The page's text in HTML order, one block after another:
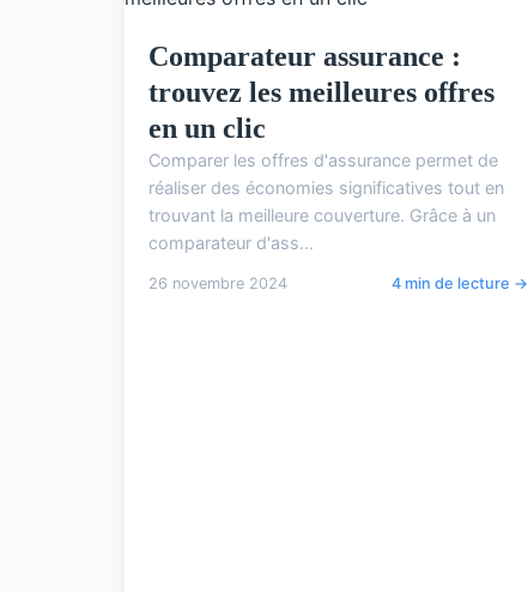
Comparateur assurance :
trouvez les meilleures offres
en un clic
Comparer les offres d'assurance permet de
réaliser des économies significatives tout en
trouvant la meilleure couverture. Grâce à un
comparateur d'ass...
26 novembre 2024 4 min de lecture →